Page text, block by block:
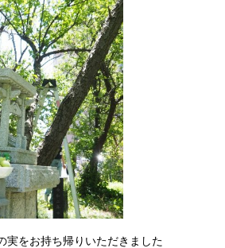
実をお持ち帰りいただきました